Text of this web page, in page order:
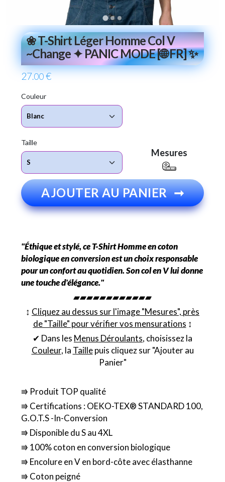
❀ T-Shirt Léger Homme Col V
~Change ✦ PANIC MODE [🌐 FR] ✨
27.00 €
Couleur
Taille
Mesures
AJOUTER AU PANIER ➞
"Éthique et stylé, ce T-Shirt Homme en coton
biologique en conversion est un choix responsable
pour un confort au quotidien. Son col en V lui donne
une touche d'élégance."
▰▰▰▰▰▰▰▰▰▰▰▰
↕︎ Cliquez au dessus sur l'image "Mesures", près
de "Taille" pour vérifier vos mensurations ↕︎
✔ Dans les Menus Déroulants, choisissez la
Couleur, la Taillepuis cliquez sur "Ajouter au
Panier"
⭆ Produit TOP qualité
⭆ Certifications : OEKO-TEX® STANDARD 100,
G.O.T.S -In-Conversion
⭆ Disponible du S au 4XL
⭆ 100% coton en conversion biologique
⭆ Encolure en V en bord-côte avec élasthanne
⭆ Coton peigné